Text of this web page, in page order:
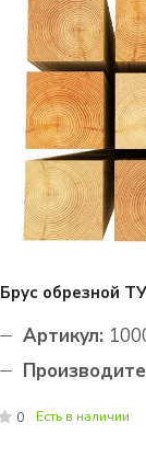
Брус обрезной
Артикул:
0 Есть в наличии